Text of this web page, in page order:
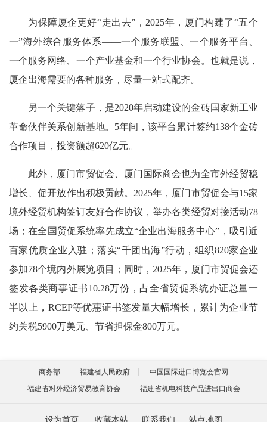
为保障厦企更好“走出去”，2025年，厦门构建了“五个
一”海外综合服务体系——一个服务联盟、一个服务平台、
一个服务网络、一个产业基金和一个行业协会。也就是说，
厦企出海需要的各种服务，尽量一站式配齐。
另一个关键落子，是2020年启动建设的金砖国家新工业
革命伙伴关系创新基地。5年间，该平台累计签约138个金砖
合作项目，投资额超620亿元。
此外，厦门市贸促会、厦门国际商会也为全市外经贸稳
增长、促开放作出积极贡献。2025年，厦门市贸促会与15家
境外经贸机构签订友好合作协议，举办各类经贸对接活动78
场；在全国贸促系统率先成立“企业出海服务中心”，吸引近
百家优质企业入驻；落实“千团出海”行动，组织820家企业
参加78个境内外展览项目；同时，2025年，厦门市贸促会还
签发各类商事证书10.28万份，占全省贸促系统办证总量一
半以上，RCEP等优惠证书签发量大幅增长，累计为企业节
约关税5900万美元、节省担保金800万元。
商务部 福建省人民政府
中国国际进口博览会官网
福建省对外经济贸易教育协会
福建省机电科技产品进出口商会
设为首页 收藏本站 联系我们 站点地图